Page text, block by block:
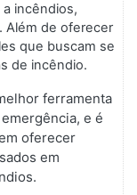
incêndios,
Além de oferecer
que buscam se
de incêndio.
ferramenta
e é
oferecer
em